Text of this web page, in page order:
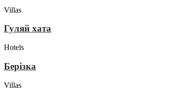
Villas
Гуляй хата
Hotels
Берізка
Villas